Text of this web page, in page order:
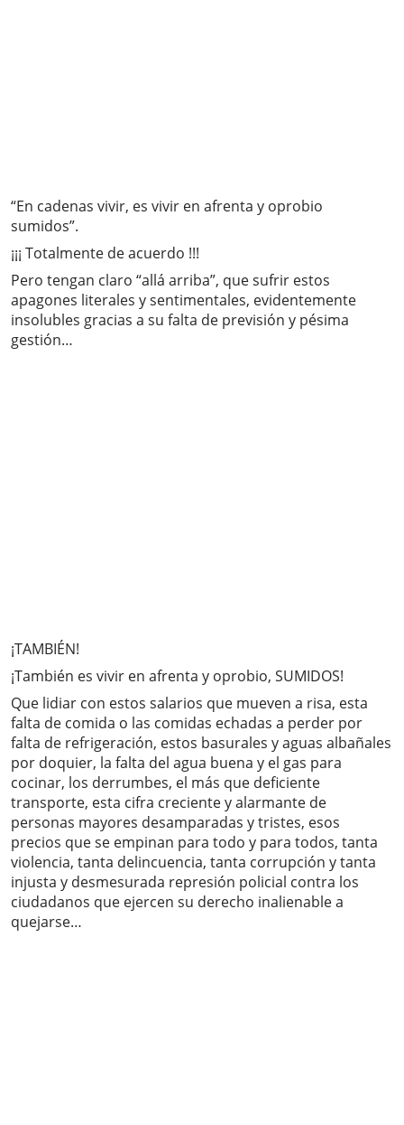
“En cadenas vivir, es vivir en afrenta y oprobio
sumidos”.
¡¡¡ Totalmente de acuerdo !!!
Pero tengan claro “allá arriba”, que sufrir estos
apagones literales y sentimentales, evidentemente
insolubles gracias a su falta de previsión y pésima
gestión…
¡TAMBIÉN!
¡También es vivir en afrenta y oprobio, SUMIDOS!
Que lidiar con estos salarios que mueven a risa, esta
falta de comida o las comidas echadas a perder por
falta de refrigeración, estos basurales y aguas albañales
por doquier, la falta del agua buena y el gas para
cocinar, los derrumbes, el más que deficiente
transporte, esta cifra creciente y alarmante de
personas mayores desamparadas y tristes, esos
precios que se empinan para todo y para todos, tanta
violencia, tanta delincuencia, tanta corrupción y tanta
injusta y desmesurada represión policial contra los
ciudadanos que ejercen su derecho inalienable a
quejarse…